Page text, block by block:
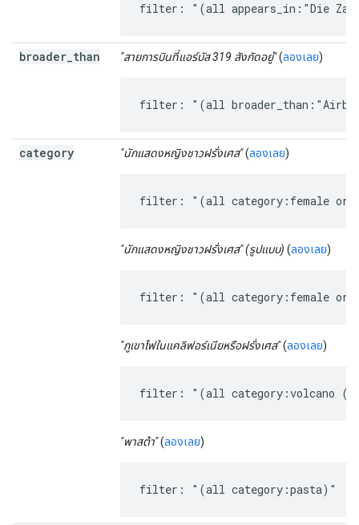
filter: "(all appears_in:"Die
broader than "สายการบินที่แอร์บัส 319 สังกัดอยู่"(ลองเลย)
filter: "(all
category "นักแสดงหญิงชาวฝรั่งเศส"(ลองเลย)
filter: "(all category:female
"นักแสดงหญิงชาวฝรั่งเศส" (รูปแบบ) (ลองเลย)
filter: "(all category:female
"ภูเขาไฟในแคลิฟอร์เนียหรือฝรั่งเศส"(ลองเลย)
filter: "(all category:volcano
"พาสต้า"(ลองเลย)
filter: "(all category:pasta)"